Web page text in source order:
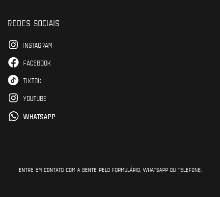
REDES SOCIAIS
INSTAGRAM
FACEBOOK
TIKTOK
YOUTUBE
WHATSAPP
ENTRE EM CONTATO COM A GENTE PELO FORMULÁRIO, WHATSAPP OU TELEFONE.